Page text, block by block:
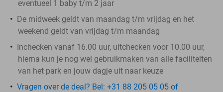
eventueel 1 baby t/m 2 jaar
De midweek geldt van maandag t/m vrijdag en het
weekend geldt van vrijdag t/m maandag
Inchecken vanaf 16.00 uur, uitchecken voor 10.00 uur,
hierna kun je nog wel gebruikmaken van alle faciliteiten
van het park en jouw dagje uit naar keuze
Vragen over de deal? Bel: +31 88 205 05 05 of